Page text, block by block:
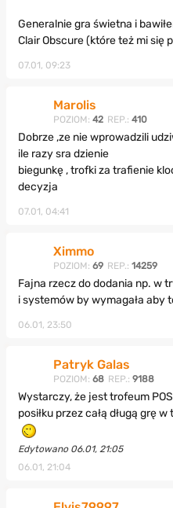
Generalnie gra świetna i
Clair Obscure (które też mi się
07.01, 09:23
Marolis
POZIOM: 42 REP.: 410
Dobrze ,ze nie wprowadzili
ile razy sra dzienie
biegunkę , trofki za trafienie
decyzja
07.01, 04:41
Ximmo
POZIOM: 69 REP.: 14259
Fajna rzecz do dodania np. w
i systemów by wymagała aby
06.01, 23:50
Patryk Galas
POZIOM: 68 REP.: 9188
Wystarczy, że jest trofeum
posiłku przez całą długą grę
Edytowano 06.01, 21:05
06.01, 21:04